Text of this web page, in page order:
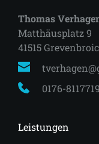
Thomas
Matthäusplatz 9
41515
0176-
Leistungen